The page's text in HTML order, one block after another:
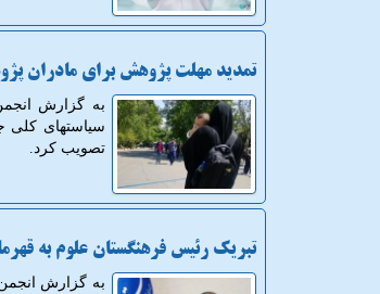
تمدید مهلت پژوهش برای مادران
سیاستهای کلی
تصویب کرد.
تبریک رئیس فرهنگستان علوم به
به گزارش